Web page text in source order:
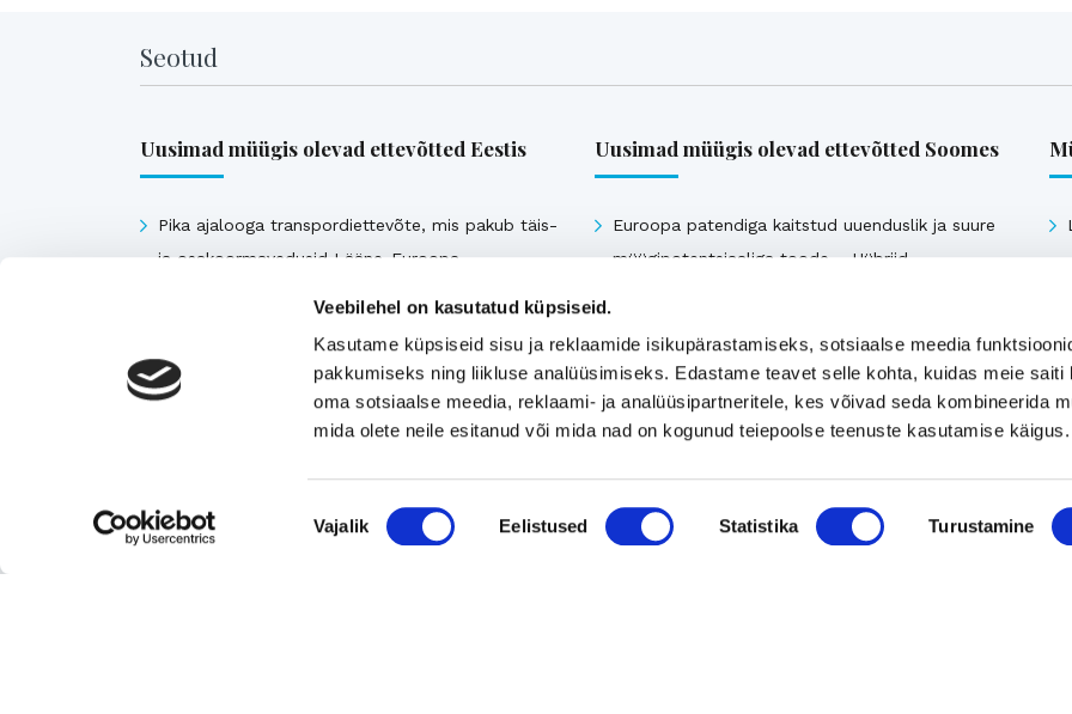
Veebilehel on kasutatud küpsiseid.
Kasutame küpsiseid sisu ja reklaamide isikupärastamiseks, sotsiaalse meedia
pakkumiseks ning liikluse analüüsimiseks. Edastame teavet selle kohta, kuidas meie saiti
oma sotsiaalse meedia, reklaami- ja analüüsipartneritele, kes võivad seda kombineerida
mida olete neile esitanud või mida nad on kogunud teiepoolse teenuste kasutamise käigus.
Nõusoleku
valik
Vajalik Eelistused Statistika Turustamine
Seotud
Uusimad müügis olevad ettevõtted Eestis
Pika ajalooga transpordiettevõte, mis pakub täis-
ja osakoormavedusid Lääne-Euroopa,
toidupood
Eesti moebränd, mis pakub kvaliteetseid ja
ainulaadseid naisterõivaid.
Rahvusvaheliselt tunnustatud metall- ja
Uusimad müügis olevad ettevõtted Soomes
Euroopa patendiga kaitstud uuenduslik ja suure
müügipotentsiaaliga toode – Hübriid-
Vaata kõiki